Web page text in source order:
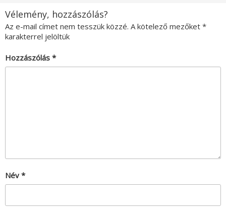
Vélemény, hozzászólás?
Az e-mail címet nem tesszük közzé. A kötelező mezőket *
karakterrel jelöltük
Hozzászólás *
Név *